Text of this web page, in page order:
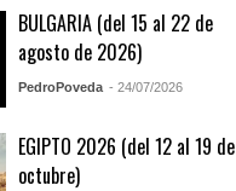
BULGARIA (del 15 al 22 de
agosto de 2026)
PedroPoveda - 24/07/2026
EGIPTO 2026 (del 12 al 19 de
octubre)